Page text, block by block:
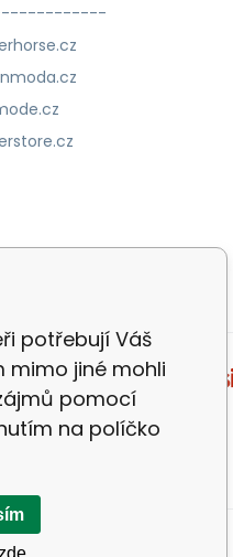
potřebují Váš
mimo jiné mohli
pomocí
na políčko